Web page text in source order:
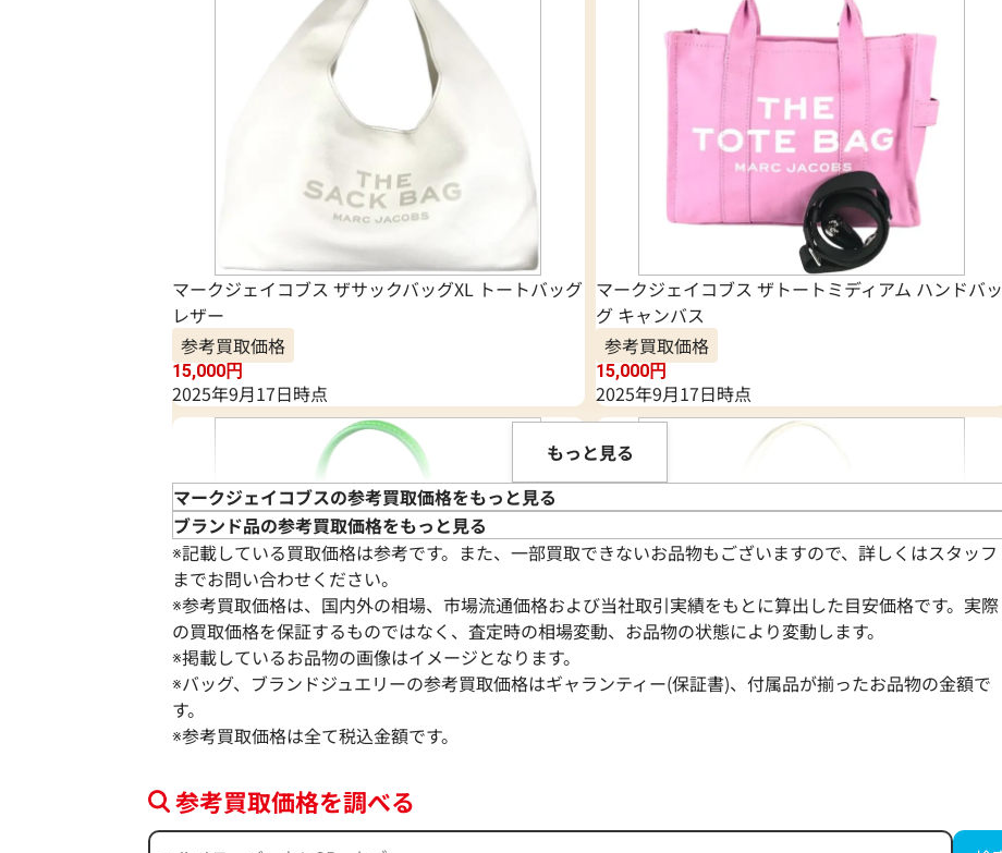
マークジェイコブス ザサックバッグXL トートバッグ
レザー
参考買取価格
15,000円
2025年9月17日時点
マークジェイコブス ザトートミディアム ハンドバッ
グ キャンバス
参考買取価格
15,000円
2025年9月17日時点
参考買取価格
15,000円
2025年5月3日時点 2025年4月3日時点
もっと見る
マークジェイコブスの参考買取価格をもっと見る
ブランド品の参考買取価格をもっと見る
※記載している買取価格は参考です。また、一部買取できないお品物もございますので、詳しくはスタッフ
までお問い合わせください。
※参考買取価格は、国内外の相場、市場流通価格および当社取引実績をもとに算出した目安価格です。実際
の買取価格を保証するものではなく、査定時の相場変動、お品物の状態により変動します。
※掲載しているお品物の画像はイメージとなります。
※バッグ、ブランドジュエリーの参考買取価格はギャランティー(保証書)、付属品が揃ったお品物の金額で
す。
※参考買取価格は全て税込金額です。
参考買取価格を調べる